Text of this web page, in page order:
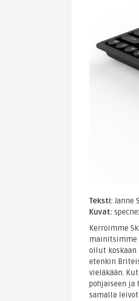
Teksti: Janne
Kuvat:
Kerroimme
mainitsimme
ollut
etenkin
vieläkään.
pohjaiseen ja
samalla